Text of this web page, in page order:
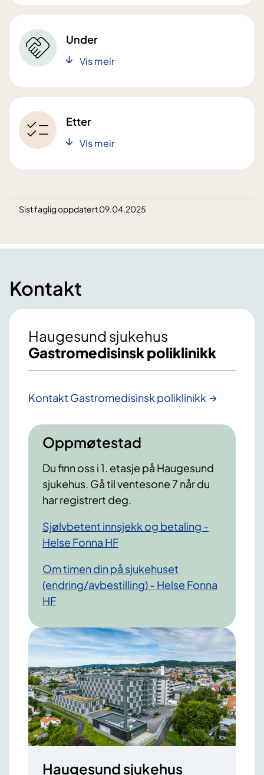
Under
Vis meir
Etter
Vis meir
Sist faglig oppdatert 09.04.2025
Kontakt
Haugesund sjukehus
Gastromedisinsk poliklinikk
Kontakt Gastromedisinsk poliklinikk
Oppmøtestad
Du finn oss i 1. etasje på Haugesund
sjukehus. Gå til ventesone 7 når du
har registrert deg.
Sjølvbetent innsjekk og betaling -
Helse Fonna HF
Om timen din på sjukehuset
(endring/avbestilling) - Helse Fonna
HF
Haugesund sjukehus